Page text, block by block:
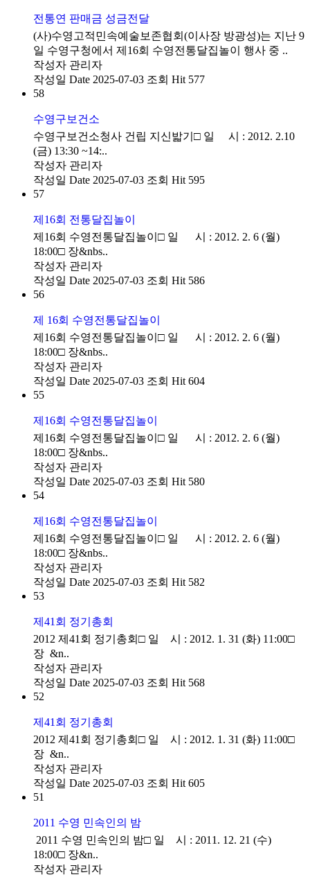
전통연 판매금 성금전달
(사)수영고적민속예술보존협회(이사장 방광성)는 지난 9
일 수영구청에서 제16회 수영전통달집놀이 행사 중 ..
작성자 관리자
작성일 Date 2025-07-03 조회 Hit 577
58
수영구보건소
수영구보건소청사 건립 지신밟기□ 일 시 : 2012. 2.10
(금) 13:30 ~14:..
작성자 관리자
작성일 Date 2025-07-03 조회 Hit 595
57
제16회 전통달집놀이
제16회 수영전통달집놀이□ 일 시 : 2012. 2. 6 (월)
18:00□ 장&nbs..
작성자 관리자
작성일 Date 2025-07-03 조회 Hit 586
56
제 16회 수영전통달집놀이
제16회 수영전통달집놀이□ 일 시 : 2012. 2. 6 (월)
18:00□ 장&nbs..
작성자 관리자
작성일 Date 2025-07-03 조회 Hit 604
55
제16회 수영전통달집놀이
제16회 수영전통달집놀이□ 일 시 : 2012. 2. 6 (월)
18:00□ 장&nbs..
작성자 관리자
작성일 Date 2025-07-03 조회 Hit 580
54
제16회 수영전통달집놀이
제16회 수영전통달집놀이□ 일 시 : 2012. 2. 6 (월)
18:00□ 장&nbs..
작성자 관리자
작성일 Date 2025-07-03 조회 Hit 582
53
제41회 정기총회
2012 제41회 정기총회□ 일 시 : 2012. 1. 31 (화) 11:00□
장 &n..
작성자 관리자
작성일 Date 2025-07-03 조회 Hit 568
52
제41회 정기총회
2012 제41회 정기총회□ 일 시 : 2012. 1. 31 (화) 11:00□
장 &n..
작성자 관리자
작성일 Date 2025-07-03 조회 Hit 605
51
2011 수영 민속인의 밤
2011 수영 민속인의 밤□ 일 시 : 2011. 12. 21 (수)
18:00□ 장&n..
작성자 관리자